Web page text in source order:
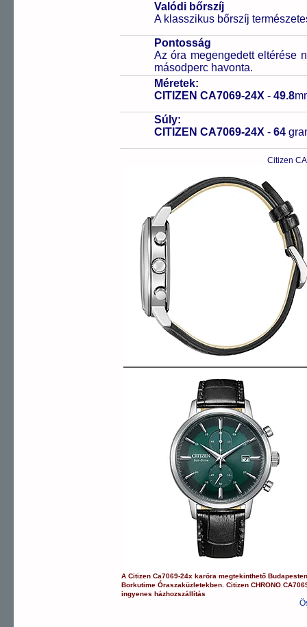
Valódi bőrszíj
A klasszikus bőrszíj
Pontosság
Az óra megengedett eltérése
másodperc havonta.
Méretek:
CITIZEN CA7069-24X - 49.8
Súly:
CITIZEN CA7069-24X - 64
Citizen
ACitizen Ca7069-24x karóra megtekinthető
Borkutime Óraszaküzletekben.Citizen CHRONO
ingyenes házhozszállítás